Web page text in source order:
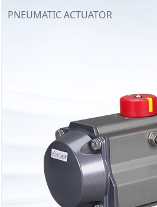
PNEUMATIC ACTUATOR